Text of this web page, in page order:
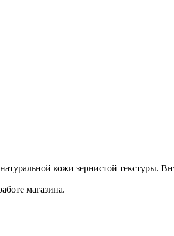
кожи зернистой текстуры.
магазина.